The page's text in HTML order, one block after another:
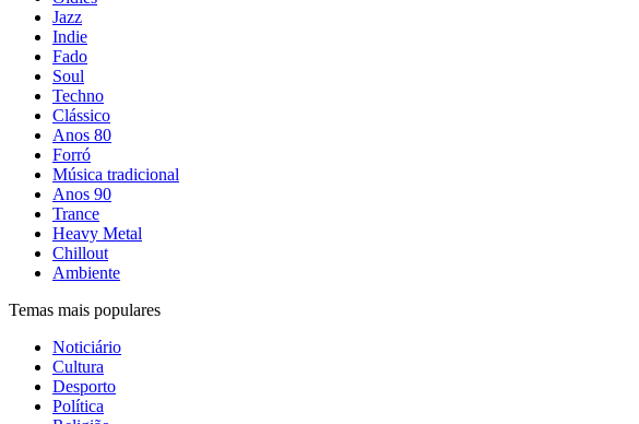
Jazz
Indie
Fado
Soul
Techno
Clássico
Anos 80
Forró
Música tradicional
Anos 90
Trance
Heavy Metal
Chillout
Ambiente
Temas mais populares
Noticiário
Cultura
Desporto
Política